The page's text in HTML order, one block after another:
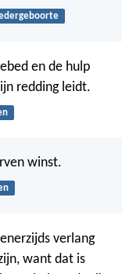
en de hulp
redding leidt.
winst.
verlang
want dat is